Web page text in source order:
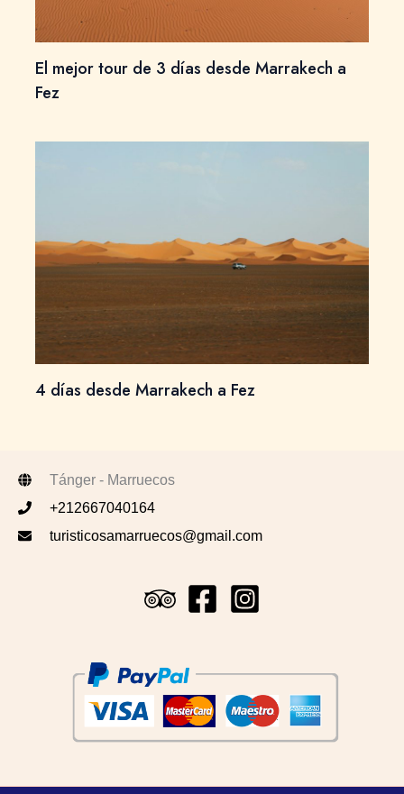
El mejor tour de 3 días desde Marrakech a
Fez
4 días desde Marrakech a Fez
Tánger - Marruecos
+212667040164
turisticosamarruecos@gmail.com